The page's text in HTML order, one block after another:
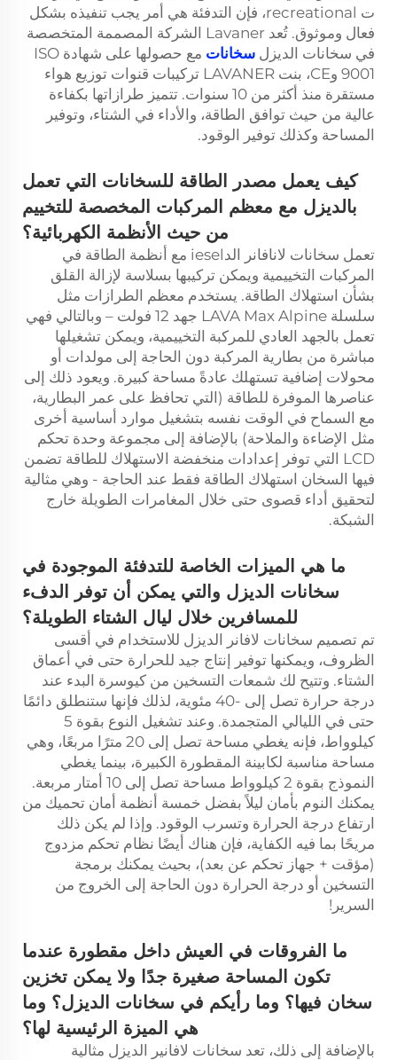
ت recreational، فإن التدفئة هي أمر يجب تنفيذه بشكل
فعال وموثوق. تُعد Lavaner الشركة المصممة المتخصصة
في سخانات الديزل سخانات
مع حصولها على شهادة ISO
9001 وCE، بنت LAVANER تركيبات قنوات توزيع هواء
مستقرة منذ أكثر من 10 سنوات. تتميز طرازاتها بكفاءة
عالية من حيث توافق الطاقة، والأداء في الشتاء، وتوفير
المساحة وكذلك توفير الوقود.
كيف يعمل مصدر الطاقة للسخانات التي تعمل
بالديزل مع معظم المركبات المخصصة للتخييم
من حيث الأنظمة الكهربائية؟
تعمل سخانات لانافانر الدiesel مع أنظمة الطاقة في
المركبات التخييمية ويمكن تركيبها بسلاسة لإزالة القلق
بشأن استهلاك الطاقة. يستخدم معظم الطرازات مثل
سلسلة LAVA Max Alpine جهد 12 فولت – وبالتالي فهي
تعمل بالجهد العادي للمركبة التخييمية، ويمكن تشغيلها
مباشرة من بطارية المركبة دون الحاجة إلى مولدات أو
محولات إضافية تستهلك عادةً مساحة كبيرة. ويعود ذلك إلى
عناصرها الموفرة للطاقة (التي تحافظ على عمر البطارية،
مع السماح في الوقت نفسه بتشغيل موارد أساسية أخرى
مثل الإضاءة والملاحة) بالإضافة إلى مجموعة وحدة تحكم
LCD التي توفر إعدادات منخفضة الاستهلاك للطاقة تضمن
فيها السخان استهلاك الطاقة فقط عند الحاجة - وهي مثالية
لتحقيق أداء قصوى حتى خلال المغامرات الطويلة خارج
الشبكة.
ما هي الميزات الخاصة للتدفئة الموجودة في
سخانات الديزل والتي يمكن أن توفر الدفء
للمسافرين خلال ليال الشتاء الطويلة؟
تم تصميم سخانات لافانر الديزل للاستخدام في أقسى
الظروف، ويمكنها توفير إنتاج جيد للحرارة حتى في أعماق
الشتاء. وتتيح لك شمعات التسخين من كيوسرة البدء عند
درجة حرارة تصل إلى -40 مئوية، لذلك فإنها ستنطلق دائمًا
حتى في الليالي المتجمدة. وعند تشغيل النوع بقوة 5
كيلوواط، فإنه يغطي مساحة تصل إلى 20 مترًا مربعًا، وهي
مساحة مناسبة لكابينة المقطورة الكبيرة، بينما يغطي
النموذج بقوة 2 كيلوواط مساحة تصل إلى 10 أمتار مربعة.
يمكنك النوم بأمان ليلاً بفضل خمسة أنظمة أمان تحميك من
ارتفاع درجة الحرارة وتسرب الوقود. وإذا لم يكن ذلك
مريحًا بما فيه الكفاية، فإن هناك أيضًا نظام تحكم مزدوج
(مؤقت + جهاز تحكم عن بعد)، بحيث يمكنك برمجة
التسخين أو درجة الحرارة دون الحاجة إلى الخروج من
السرير!
ما الفروقات في العيش داخل مقطورة عندما
تكون المساحة صغيرة جدًا ولا يمكن تخزين
سخان فيها؟ وما رأيكم في سخانات الديزل؟ وما
هي الميزة الرئيسية لها؟
بالإضافة إلى ذلك، تعد سخانات لافانير الديزل مثالية